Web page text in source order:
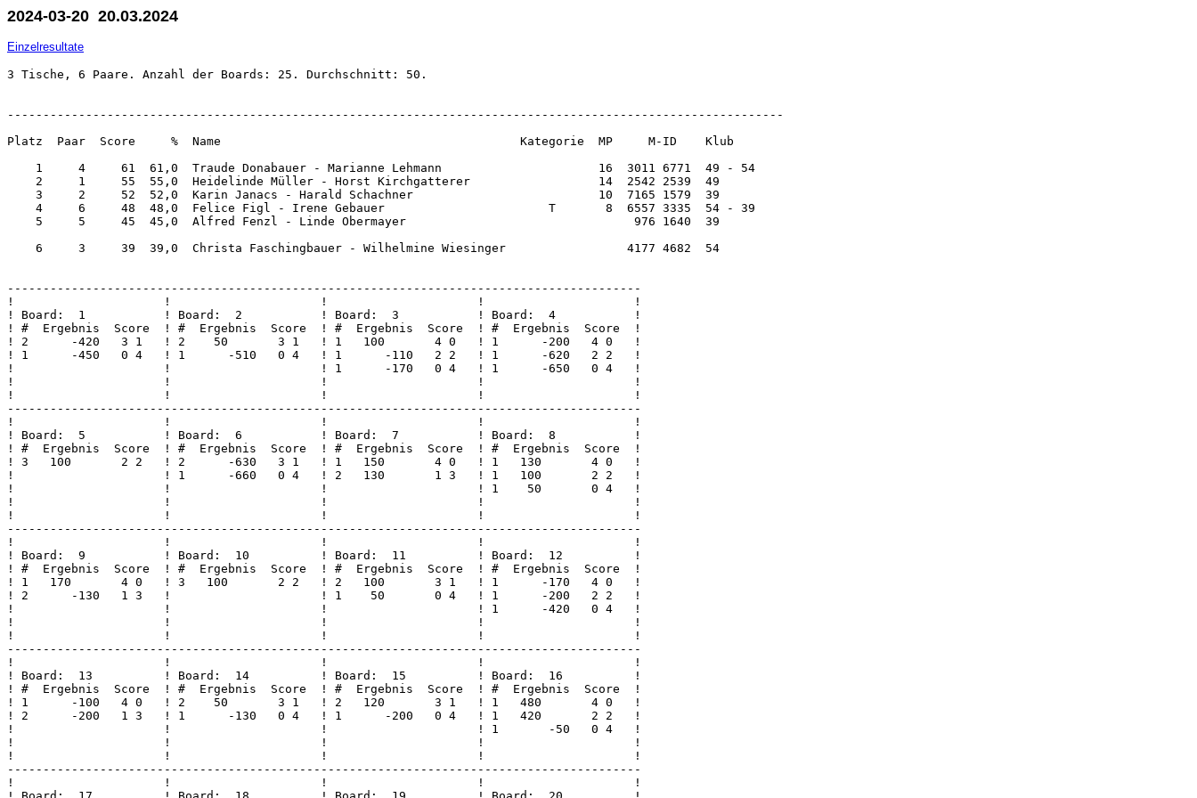
2024-03-20 20.03.2024
Einzelresultate
3 Tische, 6 Paare. Anzahl der Boards: 25. Durchschnitt: 50.
-------------------------------------------------------------------------------------------------------------
Platz  Paar  Score     %  Name                                          Kategorie  MP     M-ID    Klub
    1     4     61  61,0  Traude Donabauer - Marianne Lehmann                      16  3011 6771  49 - 54
    2     1     55  55,0  Heidelinde Müller - Horst Kirchgatterer                  14  2542 2539  49
    3     2     52  52,0  Karin Janacs - Harald Schachner                          10  7165 1579  39
    4     6     48  48,0  Felice Figl - Irene Gebauer                       T       8  6557 3335  54 - 39
    5     5     45  45,0  Alfred Fenzl - Linde Obermayer                                976 1640  39
    6     3     39  39,0  Christa Faschingbauer - Wilhelmine Wiesinger                 4177 4682  54
-----------------------------------------------------------------------------------------
!                     !                     !                     !                     !
! Board:  1           ! Board:  2           ! Board:  3           ! Board:  4           !
! #  Ergebnis  Score  ! #  Ergebnis  Score  ! #  Ergebnis  Score  ! #  Ergebnis  Score  !
! 2      -420   3 1   ! 2    50       3 1   ! 1   100       4 0   ! 1      -200   4 0   !
! 1      -450   0 4   ! 1      -510   0 4   ! 1      -110   2 2   ! 1      -620   2 2   !
!                     !                     ! 1      -170   0 4   ! 1      -650   0 4   !
!                     !                     !                     !                     !
!                     !                     !                     !                     !
-----------------------------------------------------------------------------------------
!                     !                     !                     !                     !
! Board:  5           ! Board:  6           ! Board:  7           ! Board:  8           !
! #  Ergebnis  Score  ! #  Ergebnis  Score  ! #  Ergebnis  Score  ! #  Ergebnis  Score  !
! 3   100       2 2   ! 2      -630   3 1   ! 1   150       4 0   ! 1   130       4 0   !
!                     ! 1      -660   0 4   ! 2   130       1 3   ! 1   100       2 2   !
!                     !                     !                     ! 1    50       0 4   !
!                     !                     !                     !                     !
!                     !                     !                     !                     !
-----------------------------------------------------------------------------------------
!                     !                     !                     !                     !
! Board:  9           ! Board:  10          ! Board:  11          ! Board:  12          !
! #  Ergebnis  Score  ! #  Ergebnis  Score  ! #  Ergebnis  Score  ! #  Ergebnis  Score  !
! 1   170       4 0   ! 3   100       2 2   ! 2   100       3 1   ! 1      -170   4 0   !
! 2      -130   1 3   !                     ! 1    50       0 4   ! 1      -200   2 2   !
!                     !                     !                     ! 1      -420   0 4   !
!                     !                     !                     !                     !
!                     !                     !                     !                     !
-----------------------------------------------------------------------------------------
!                     !                     !                     !                     !
! Board:  13          ! Board:  14          ! Board:  15          ! Board:  16          !
! #  Ergebnis  Score  ! #  Ergebnis  Score  ! #  Ergebnis  Score  ! #  Ergebnis  Score  !
! 1      -100   4 0   ! 2    50       3 1   ! 2   120       3 1   ! 1   480       4 0   !
! 2      -200   1 3   ! 1      -130   0 4   ! 1      -200   0 4   ! 1   420       2 2   !
!                     !                     !                     ! 1       -50   0 4   !
!                     !                     !                     !                     !
!                     !                     !                     !                     !
-----------------------------------------------------------------------------------------
!                     !                     !                     !                     !